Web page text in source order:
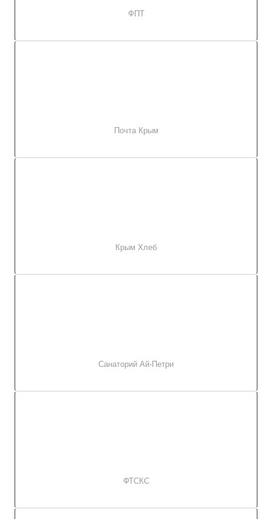
ФПТ
Почта Крым
Крым Хлеб
Санаторий Ай-Петри
ФТСКС